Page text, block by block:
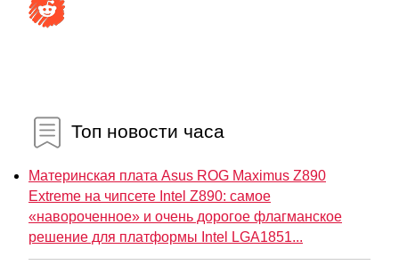
Топ новости часа
Материнская плата Asus ROG Maximus Z890
Extreme на чипсете Intel Z890: самое
«навороченное» и очень дорогое флагманское
решение для платформы Intel LGA1851...